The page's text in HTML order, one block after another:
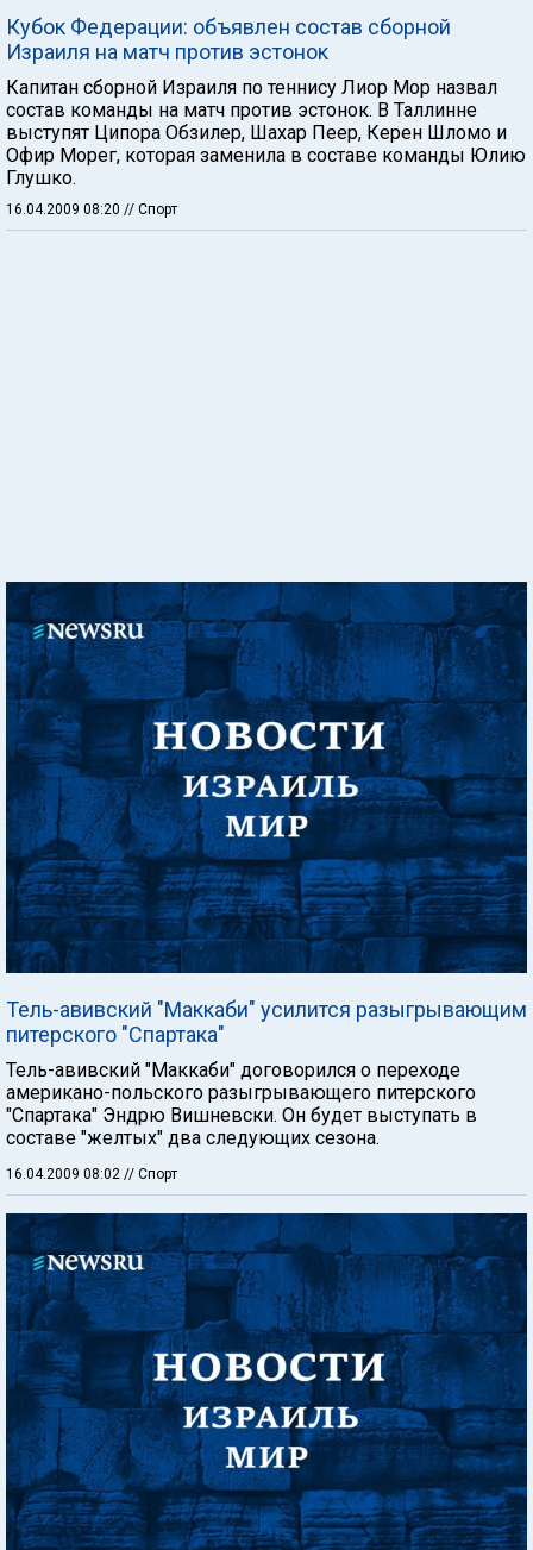
Кубок Федерации: объявлен состав сборной
Израиля на матч против эстонок
Капитан сборной Израиля по теннису Лиор Мор назвал
состав команды на матч против эстонок. В Таллинне
выступят Ципора Обзилер, Шахар Пеер, Керен Шломо и
Офир Морег, которая заменила в составе команды Юлию
Глушко.
16.04.2009 08:20 // Спорт
Тель-авивский "Маккаби" усилится разыгрывающим
питерского "Спартака"
Тель-авивский "Маккаби" договорился о переходе
американо-польского разыгрывающего питерского
"Спартака" Эндрю Вишневски. Он будет выступать в
составе "желтых" два следующих сезона.
16.04.2009 08:02 // Спорт